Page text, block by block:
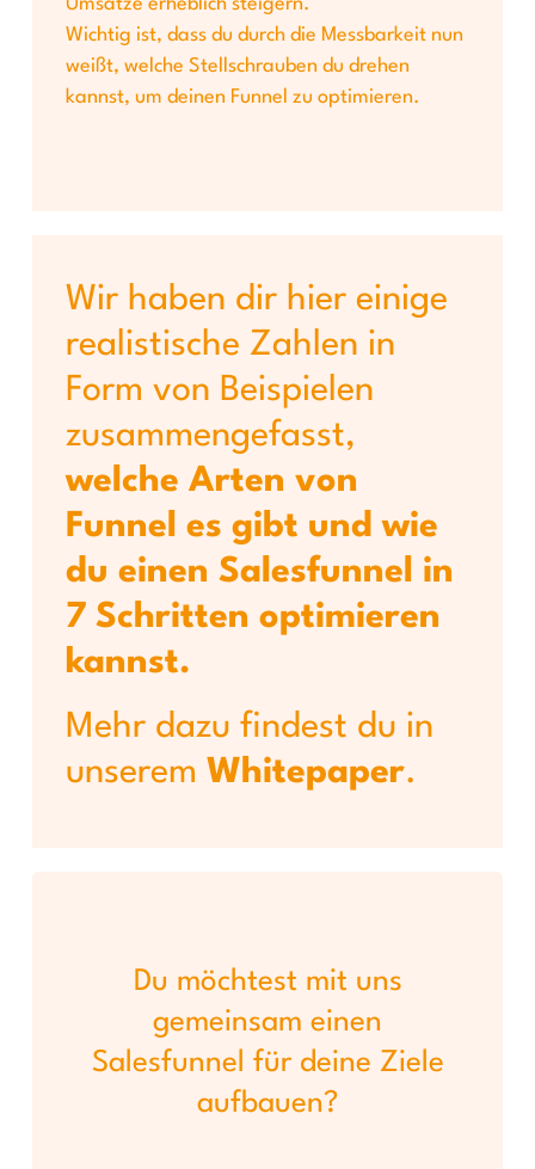
Umsätze erheblich steigern.
Wichtig ist, dass du durch die Messbarkeit nun
weißt, welche Stellschrauben du drehen
kannst, um deinen Funnel zu optimieren.
Wir haben dir hier einige
realistische Zahlen in
Form von Beispielen
zusammengefasst,
welche Arten von
Funnel es gibt und wie
du einen Salesfunnel in
7 Schritten optimieren
kannst.
Mehr dazu findest du in
unserem Whitepaper.
Du möchtest mit uns
gemeinsam einen
Salesfunnel für deine Ziele
aufbauen?